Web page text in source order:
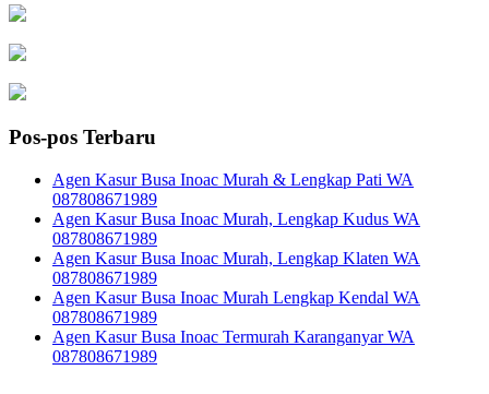
Pos-pos Terbaru
Agen Kasur Busa Inoac Murah & Lengkap Pati WA
087808671989
Agen Kasur Busa Inoac Murah, Lengkap Kudus WA
087808671989
Agen Kasur Busa Inoac Murah, Lengkap Klaten WA
087808671989
Agen Kasur Busa Inoac Murah Lengkap Kendal WA
087808671989
Agen Kasur Busa Inoac Termurah Karanganyar WA
087808671989